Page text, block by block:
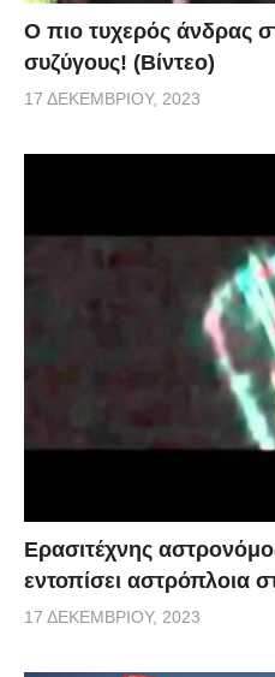
Ο πιο τυχερός άνδρας
συζύγους! (Βίντεο)
17 ΔΕΚΕΜΒΡΊΟΥ, 2023
Ερασιτέχνης
εντοπίσει αστρόπλοια
17 ΔΕΚΕΜΒΡΊΟΥ, 2023